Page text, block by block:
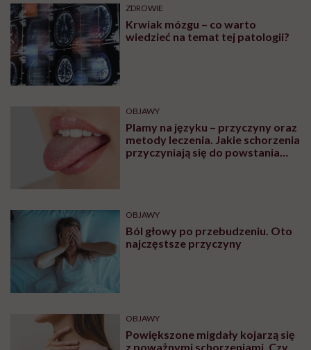
ZDROWIE
Krwiak mózgu – co warto
wiedzieć na temat tej patologii?
OBJAWY
Plamy na języku – przyczyny oraz
metody leczenia. Jakie schorzenia
przyczyniają się do powstania
OBJAWY
Ból głowy po przebudzeniu. Oto
najczęstsze przyczyny
OBJAWY
Powiększone migdały kojarzą się
z poważnymi schorzeniami. Czy